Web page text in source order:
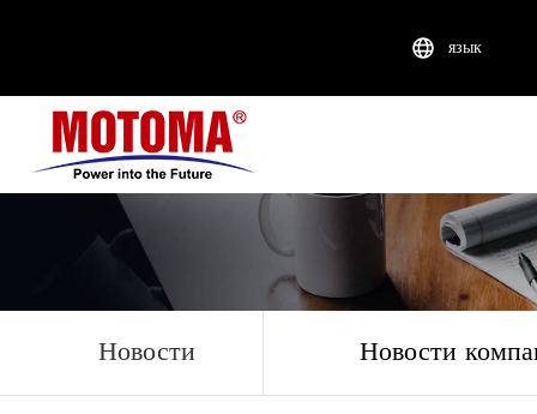
язык
Новости
Новости Новости